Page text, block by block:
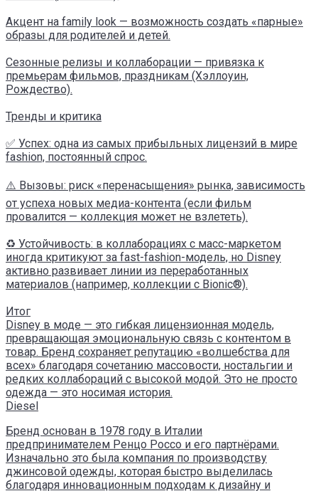
Акцент на family look — возможность создать «парные»
образы для родителей и детей.
Сезонные релизы и коллаборации — привязка к
премьерам фильмов, праздникам (Хэллоуин,
Рождество).
Тренды и критика
✅ Успех: одна из самых прибыльных лицензий в мире
fashion, постоянный спрос.
⚠️ Вызовы: риск «перенасыщения» рынка, зависимость
от успеха новых медиа-контента (если фильм
провалится — коллекция может не взлететь).
♻️ Устойчивость: в коллаборациях с масс-маркетом
иногда критикуют за fast-fashion-модель, но Disney
активно развивает линии из переработанных
материалов (например, коллекции с Bionic®).
Итог
Disney в моде — это гибкая лицензионная модель,
превращающая эмоциональную связь с контентом в
товар. Бренд сохраняет репутацию «волшебства для
всех» благодаря сочетанию массовости, ностальгии и
редких коллабораций с высокой модой. Это не просто
одежда — это носимая история.
Diesel
Бренд основан в 1978 году в Италии
предпринимателем Ренцо Россо и его партнёрами.
Изначально это была компания по производству
джинсовой одежды, которая быстро выделилась
благодаря инновационным подходам к дизайну и